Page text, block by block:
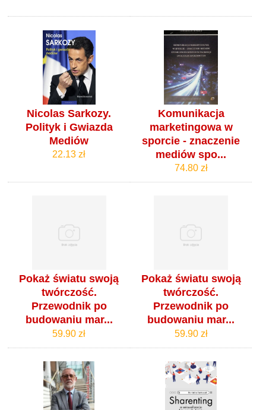
Nicolas Sarkozy.
Polityk i Gwiazda
Mediów
22.13 zł
Komunikacja
marketingowa w
sporcie - znaczenie
mediów spo...
74.80 zł
Pokaż światu swoją
twórczość.
Przewodnik po
budowaniu mar...
59.90 zł
Pokaż światu swoją
twórczość.
Przewodnik po
budowaniu mar...
59.90 zł